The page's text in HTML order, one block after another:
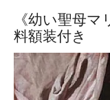
《幼い聖母
料額装付き